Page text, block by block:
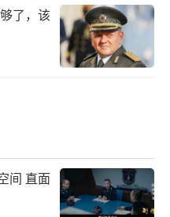
了，该
间 直面